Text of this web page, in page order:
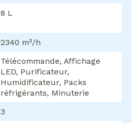
8 L
2340 m³/h
Télécommande, Affichage
LED, Purificateur,
Humidificateur, Packs
réfrigérants, Minuterie
3